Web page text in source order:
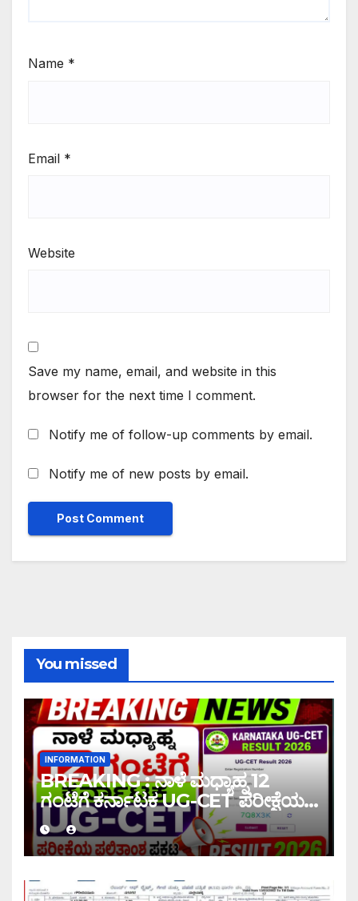
Name *
Email *
Website
Save my name, email, and website in this
browser for the next time I comment.
Notify me of follow-up comments by email.
Notify me of new posts by email.
You missed
INFORMATION
BREAKING : ನಾಳೆ ಮಧ್ಯಾಹ್ನ 12
ಗಂಟೆಗೆ ಕರ್ನಾಟಕ UG-CET ಪರೀಕ್ಷೆಯ
ಫಲಿತಾಂಶ ಪ್ರಕಟ |UG-CET Result
2026